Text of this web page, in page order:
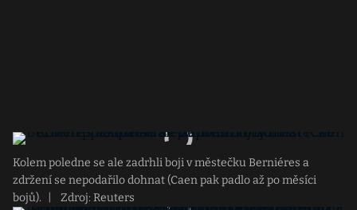
Kolem poledne se ale zadrhli boji v městečku Berniéres a
zdržení se nepodařilo dohnat (Caen pak padlo až po měsíci
bojů).
Zdroj: Reuters